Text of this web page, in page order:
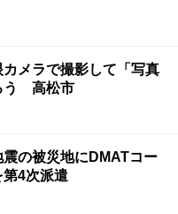
カメラで撮影して「写真
う 高松市
の被災地にDMATコー
4次派遣